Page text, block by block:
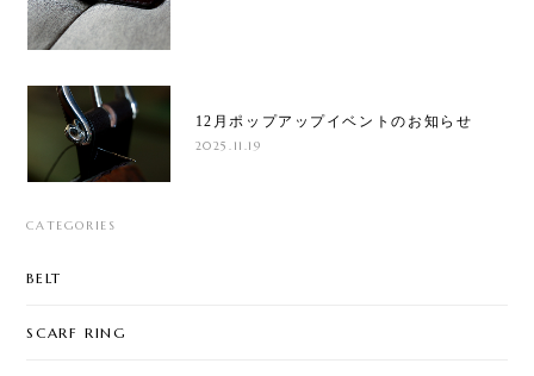
12月ポップアップイベントのお知らせ
2025.11.19
CATEGORIES
BELT
SCARF RING